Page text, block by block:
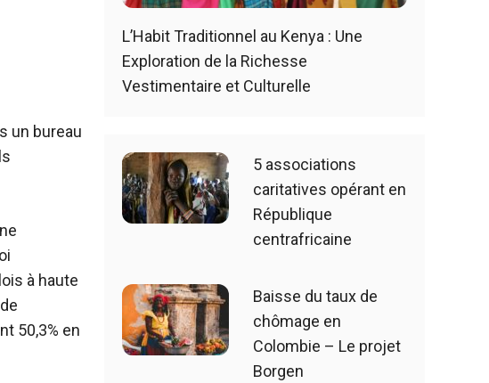
un bureau
à haute
50,3% en
L’Habit Traditionnel au Kenya : Une
Exploration de la Richesse
Vestimentaire et Culturelle
5 associations
caritatives opérant en
République
centrafricaine
Baisse du taux de
chômage en
Colombie – Le projet
Borgen